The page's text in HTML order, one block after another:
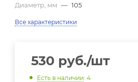
Диаметр, мм — 105
Все характеристики
530 руб./шт
Есть в наличии: 4